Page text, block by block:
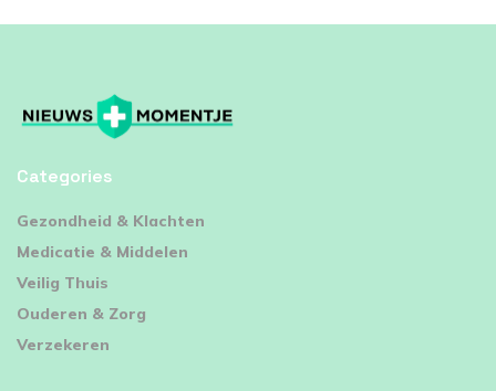
Categories
⁠Gezondheid & Klachten
Medicatie & Middelen
Veilig Thuis
Ouderen & Zorg
Verzekeren